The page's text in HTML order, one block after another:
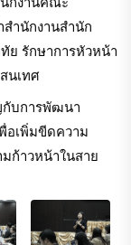
ำนักงานสำนัก
ย รักษาการหัวหน้า
นเทศ
กับการพัฒนา
อเพิ่มขีดความ
ก้าวหน้าในสาย